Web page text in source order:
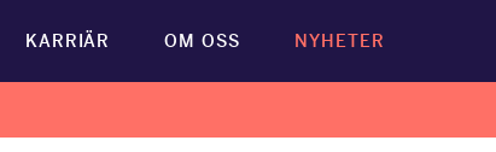
KARRIÄR OM OSS NYHETER